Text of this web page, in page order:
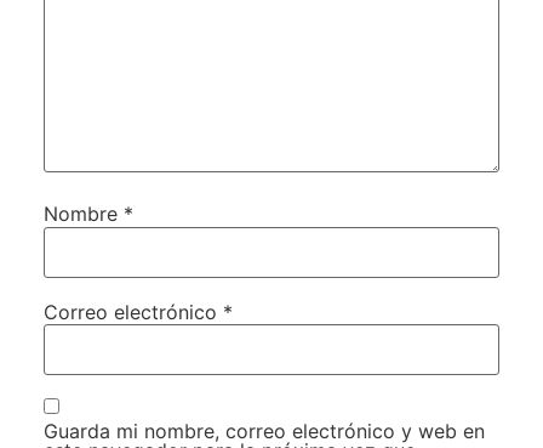
Nombre *
Correo electrónico *
Guarda mi nombre, correo electrónico y web en